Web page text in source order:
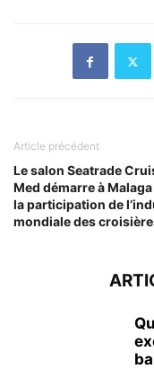
Article précédent
Le salon Seatrade
Med démarre à
la participation de
mondiale des